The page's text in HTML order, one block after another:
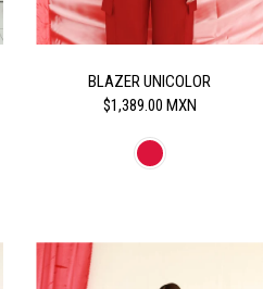
BLAZER UNICOLOR
$1,389.00 MXN